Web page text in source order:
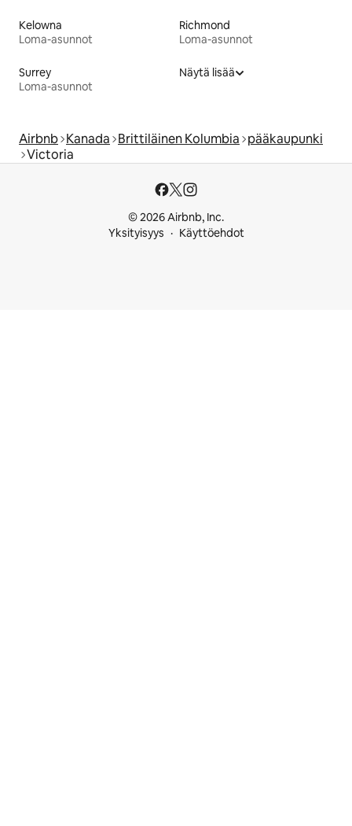
Kelowna
Loma-asunnot
Richmond
Loma-asunnot
Surrey
Loma-asunnot
Näytä lisää
Airbnb Kanada Brittiläinen Kolumbia pääkaupunki
Victoria
© 2026 Airbnb, Inc.
Yksityisyys
Käyttöehdot